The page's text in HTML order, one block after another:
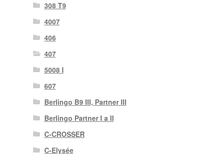
308 T9
4007
406
407
5008 I
607
Berlingo B9 III, Partner III
Berlingo Partner I a II
C-CROSSER
C-Elysée